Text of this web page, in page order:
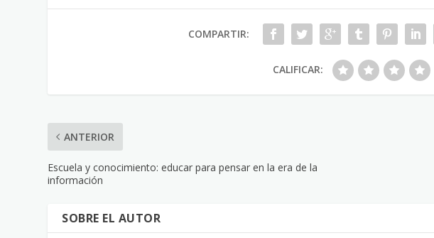
COMPARTIR:
CALIFICAR:
ANTERIOR
Escuela y conocimiento: educar para pensar en la era de la
información
SOBRE EL AUTOR